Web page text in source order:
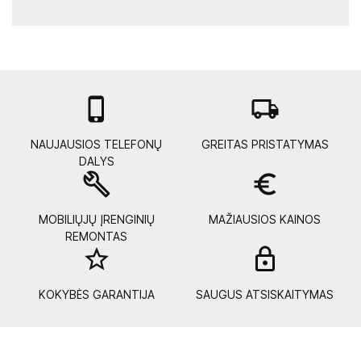

NAUJAUSIOS TELEFONŲ
DALYS
local_shipping
GREITAS PRISTATYMAS
build
MOBILIŲJŲ ĮRENGINIŲ
REMONTAS
euro_symbol
MAŽIAUSIOS KAINOS
star_border
KOKYBĖS GARANTIJA SAUGUS ATSISKAITYMAS